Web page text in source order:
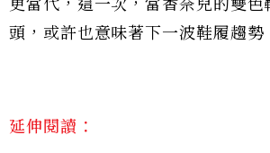
更當代，這一次，當香奈兒的雙色
頭，或許也意味著下一波鞋履趨勢
延伸閱讀：